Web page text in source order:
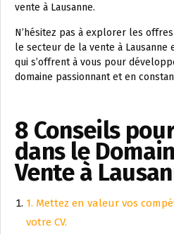
vente à Lausanne.
N’hésitez pas à explorer les
le secteur de la vente à
qui s’offrent à vous pour
domaine passionnant et en
8 Conseils
dans le
Vente à
1. Mettez en valeur vos
votre CV.